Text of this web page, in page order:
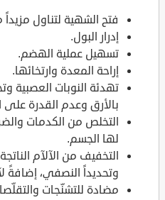
فتح الشهية لتناول
إدرار البول.
تسهيل عملية الهضم.
إراحة المعدة وارتخائها.
تهدئة النوبات العصبية
بالأرق وعدم القدرة على
التخلص من الكدمات
لها الجسم.
التخفيف من الآلآم
وتحديداً النصفي، إضافةً
مضادة للتشنّجات